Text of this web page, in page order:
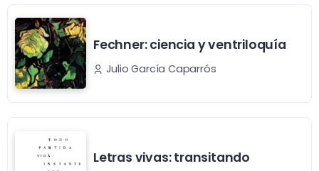
Fechner: ciencia y ventriloquía
Julio García Caparrós
Letras vivas: transitando